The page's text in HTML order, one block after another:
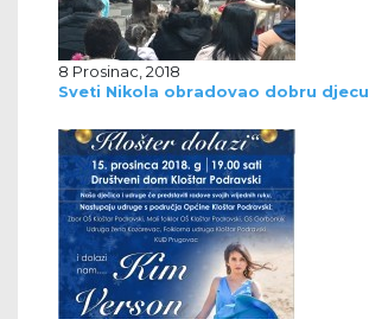
8 Prosinac, 2018
Sveti Nikola obradovao dobru djecu